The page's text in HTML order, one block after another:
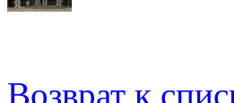
Возврат к